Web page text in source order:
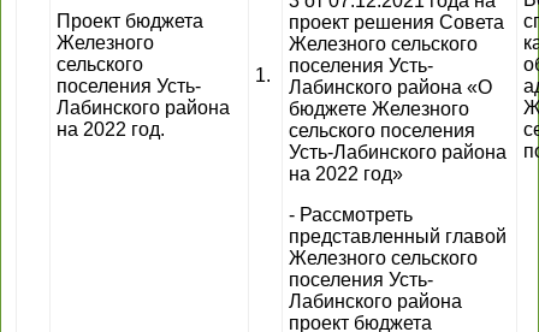
Проект бюджета
Железного
сельского
поселения Усть-
Лабинского района
на 2022 год.
1.
проект решения Совета
Железного сельского
поселения Усть-
Лабинского района «О
бюджете Железного
сельского поселения
Усть-Лабинского района
на 2022 год»
- Рассмотреть
представленный главой
Железного сельского
поселения Усть-
Лабинского района
проект бюджета